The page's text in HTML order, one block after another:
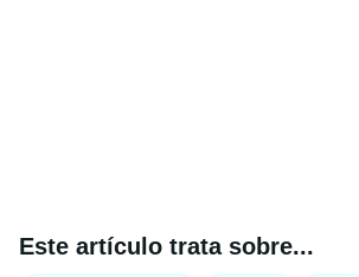
Este artículo trata sobre...